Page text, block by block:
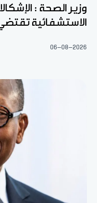
وزير الصحة :
الاستشفائية
06-08-2026